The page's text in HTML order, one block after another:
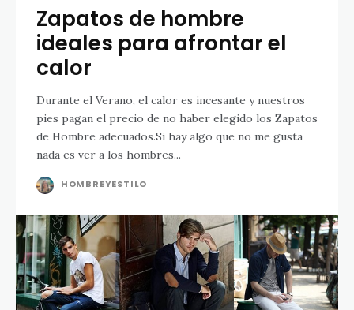
Zapatos de hombre
ideales para afrontar el
calor
Durante el Verano, el calor es incesante y nuestros
pies pagan el precio de no haber elegido los Zapatos
de Hombre adecuados.Si hay algo que no me gusta
nada es ver a los hombres...
HOMBREYESTILO